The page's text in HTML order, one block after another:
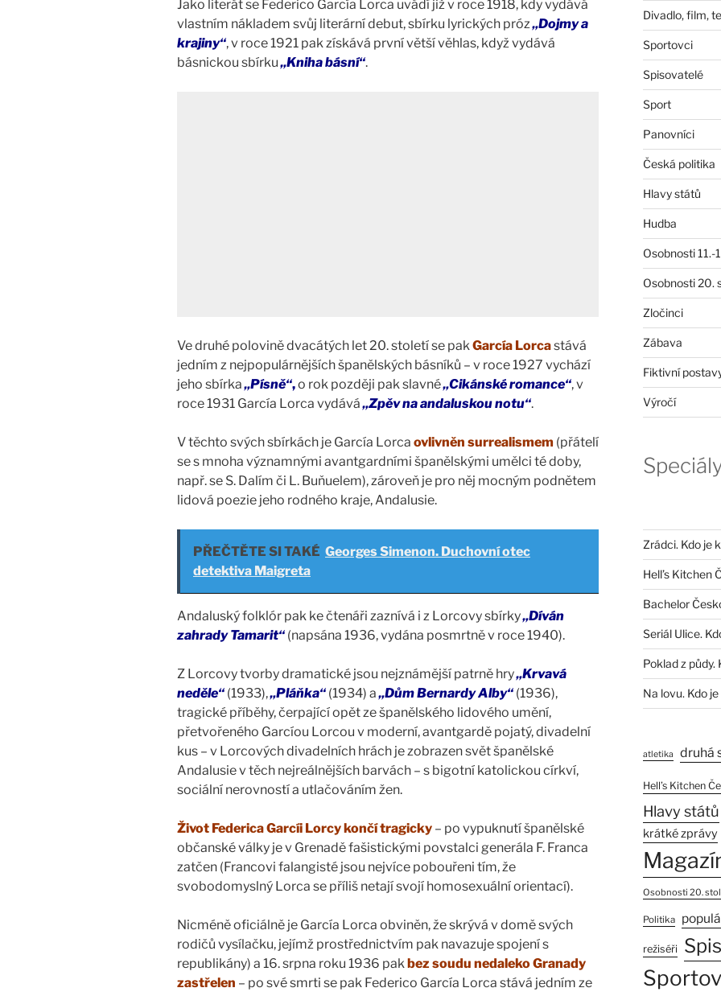
Jako literát se Federico García Lorca uvádí již v roce 1918, kdy vydává
vlastním nákladem svůj literární debut, sbírku lyrických próz„Dojmy a
krajiny“, v roce 1921 pak získává první větší věhlas, když vydává
básnickou sbírku„Kniha básní“.
Ve druhé polovině dvacátých let 20. století se pakGarcía Lorcastává
jedním z nejpopulárnějších španělských básníků – v roce 1927 vychází
jeho sbírka„Písně“,o rok později pak slavné„Cikánské romance“, v
roce 1931 García Lorca vydává„Zpěv na andaluskou notu“.
V těchto svých sbírkách je García Lorca ovlivněn surrealismem (přátelí
se s mnoha významnými avantgardními španělskými umělci té doby,
např. se S. Dalím či L. Buňuelem), zároveň je pro něj mocným podnětem
lidová poezie jeho rodného kraje, Andalusie.
PŘEČTĚTE SI TAKÉ Georges Simenon. Duchovní otec
detektiva Maigreta
Andaluský folklór pak ke čtenáři zaznívá i z Lorcovy sbírky„Díván
zahrady Tamarit“ (napsána 1936, vydána posmrtně v roce 1940).
Z Lorcovy tvorby dramatické jsou nejznámější patrně hry„Krvavá
neděle“ (1933),„Pláňka“ (1934) a„Dům Bernardy Alby“ (1936),
tragické příběhy, čerpající opět ze španělského lidového umění,
přetvořeného Garcíou Lorcou v moderní, avantgardě pojatý, divadelní
kus – v Lorcových divadelních hrách je zobrazen svět španělské
Andalusie v těch nejreálnějších barvách – s bigotní katolickou církví,
sociální nerovností a utlačováním žen.
Život Federica Garcíi Lorcy končí tragicky – po vypuknutí španělské
občanské války je v Grenadě fašistickými povstalci generála F. Franca
zatčen (Francovi falangisté jsou nejvíce pobouřeni tím, že
svobodomyslný Lorca se příliš netají svojí homosexuální orientací).
Nicméně oficiálně je García Lorca obviněn, že skrývá v domě svých
rodičů vysílačku, jejímž prostřednictvím pak navazuje spojení s
republikány) a 16. srpna roku 1936 pak bez soudu nedaleko Granady
zastřelen – po své smrti se pak Federico García Lorca stává jedním ze
Divadlo, film,
Sportovci
Spisovatelé
Sport
Panovníci
Česká politika
Hlavy států
Hudba
Osobnosti 11.-
Osobnosti 20.
Zločinci
Zábava
Fiktivní
Výročí
Zrádci. Kdo je
Hell’s Kitchen
Bachelor
Seriál Ulice.
Poklad z půdy.
Na lovu. Kdo
atletika druhá
Hell’s Kitchen
Hlavy států
krátké zprávy
Osobnosti 20.
Politika
režiséři